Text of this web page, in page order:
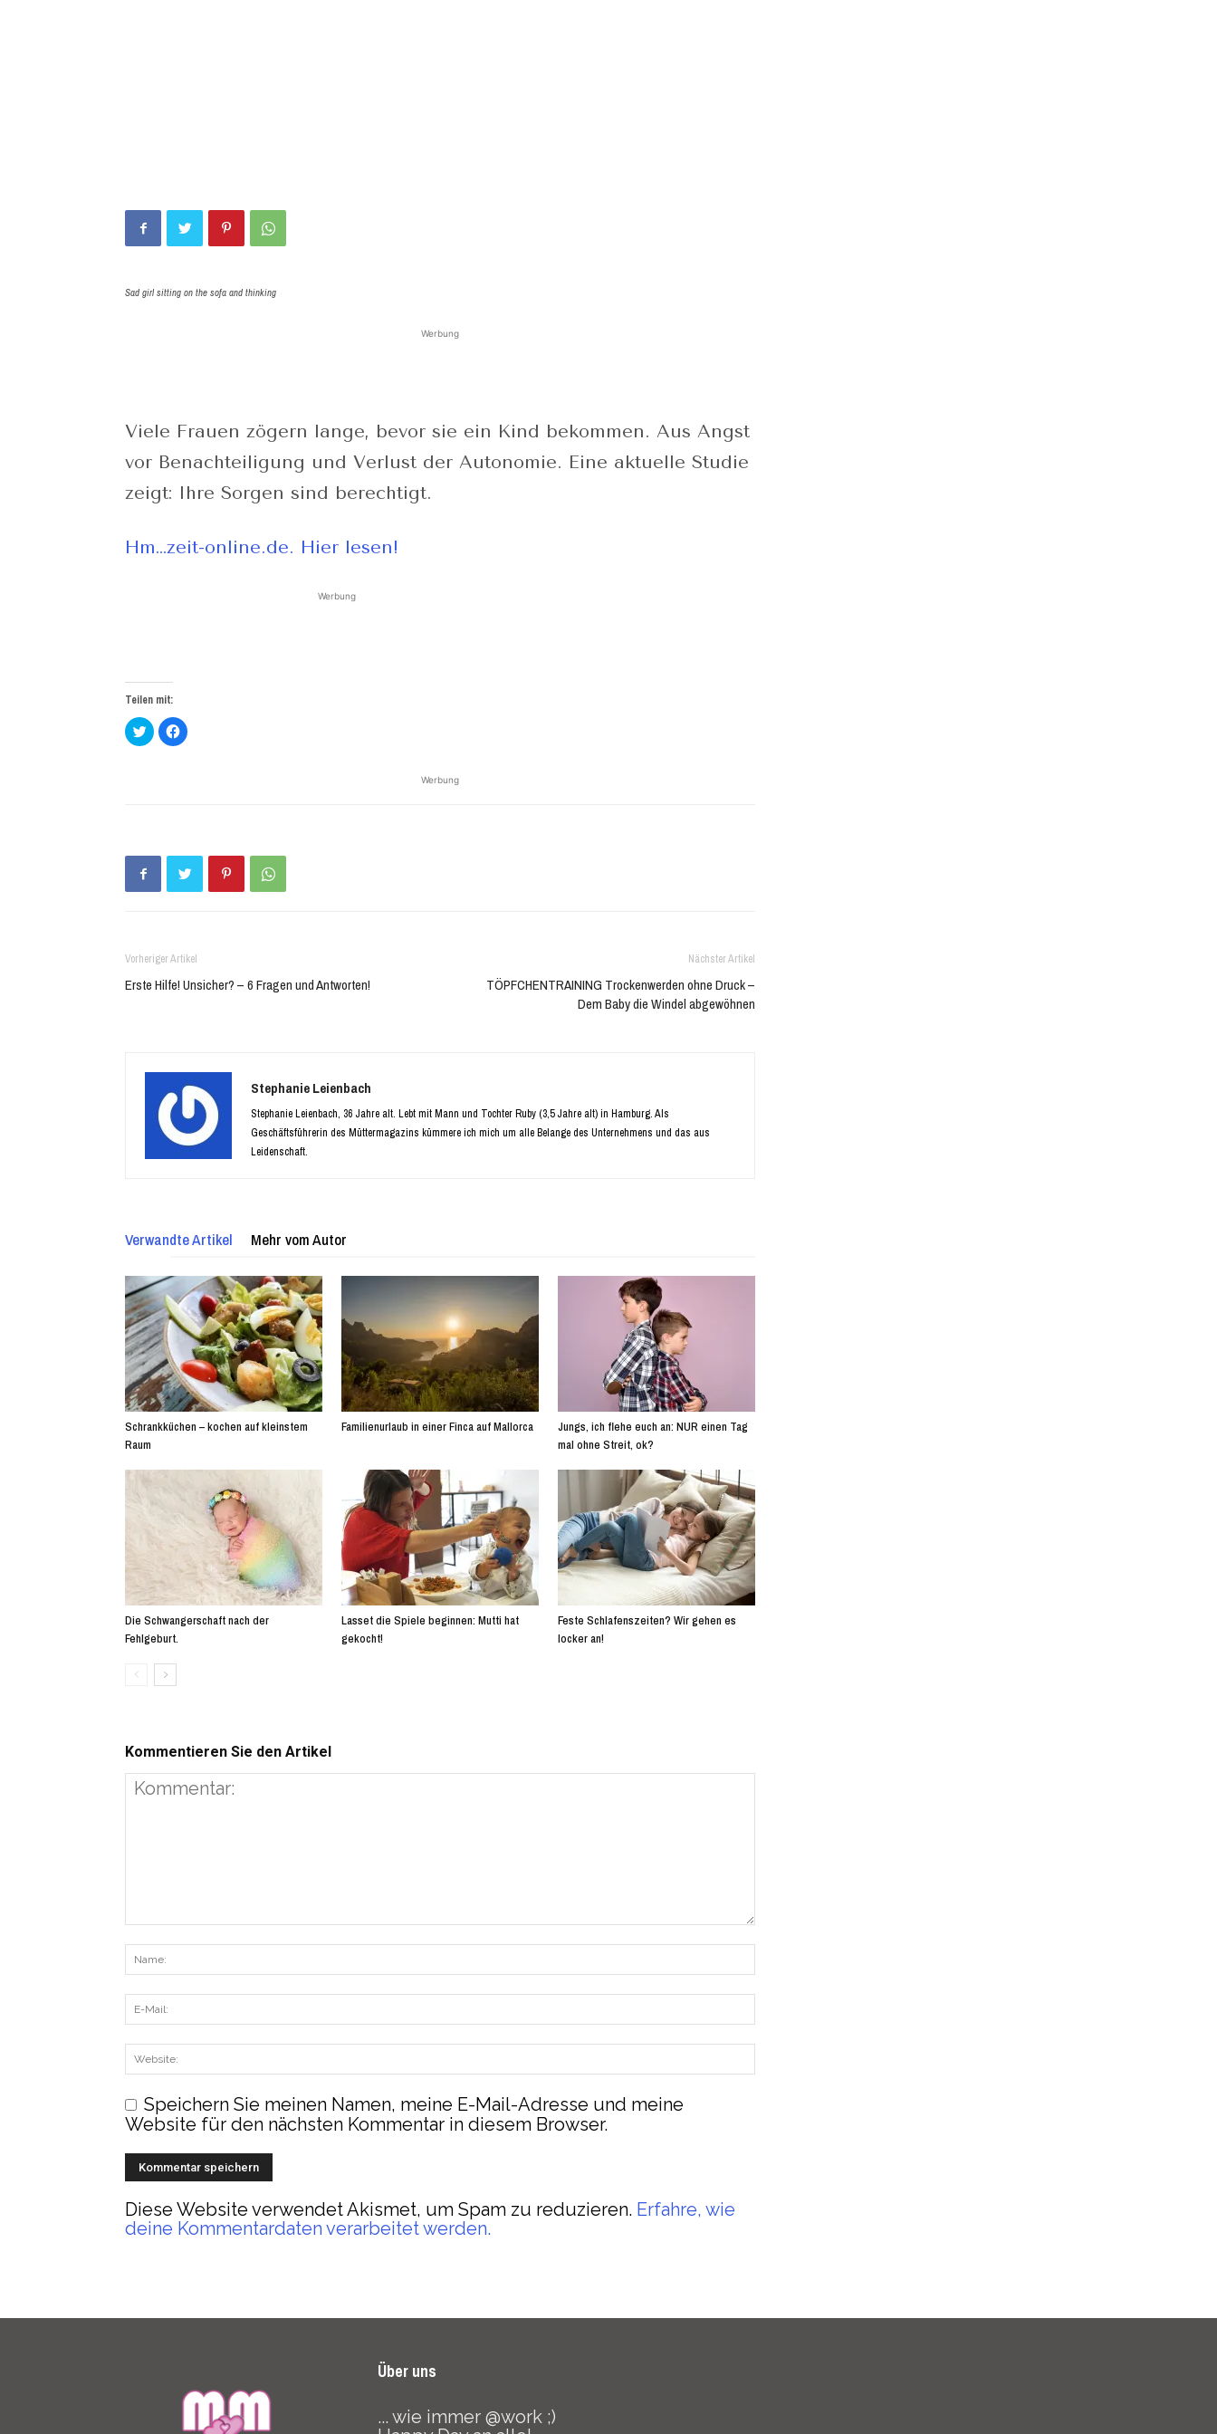
Sad girl sitting on the sofa and thinking
Werbung
Viele Frauen zögern lange, bevor sie ein Kind bekommen. Aus Angst
vor Benachteiligung und Verlust der Autonomie. Eine aktuelle Studie
zeigt: Ihre Sorgen sind berechtigt.
Hm…zeit-online.de. Hier lesen!
Werbung
Teilen mit:
Klick,
um
über
Klick,
um
Werbung
Vorheriger Artikel
Erste Hilfe! Unsicher? – 6 Fragen und Antworten!
Nächster Artikel
TÖPFCHENTRAINING Trockenwerden ohne Druck –
Dem Baby die Windel abgewöhnen
Stephanie Leienbach
Stephanie Leienbach, 36 Jahre alt. Lebt mit Mann und Tochter Ruby (3,5 Jahre alt) in Hamburg. Als
Geschäftsführerin des Müttermagazins kümmere ich mich um alle Belange des Unternehmens und das aus
Leidenschaft.
Verwandte Artikel Mehr vom Autor
Schrankküchen – kochen auf kleinstem
Raum
Familienurlaub in einer Finca auf Mallorca
Jungs, ich flehe euch an: NUR einen Tag
mal ohne Streit, ok?
Die Schwangerschaft nach der
Fehlgeburt.
Lasset die Spiele beginnen: Mutti hat
gekocht!
Feste Schlafenszeiten? Wir gehen es
locker an!
Kommentieren Sie den Artikel
Speichern Sie meinen Namen, meine E-Mail-Adresse und meine
Website für den nächsten Kommentar in diesem Browser.
Diese Website verwendet Akismet, um Spam zu reduzieren. Erfahre, wie
deine Kommentardaten verarbeitet werden.
Über uns
... wie immer @work ;)